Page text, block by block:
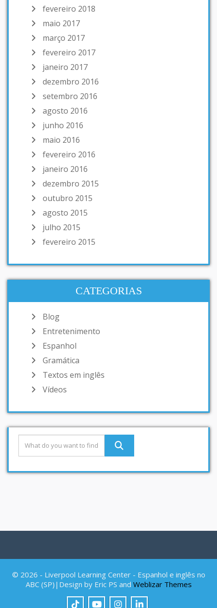
fevereiro 2018
maio 2017
março 2017
fevereiro 2017
janeiro 2017
dezembro 2016
setembro 2016
agosto 2016
junho 2016
maio 2016
fevereiro 2016
janeiro 2016
dezembro 2015
outubro 2015
agosto 2015
julho 2015
fevereiro 2015
CATEGORIAS
Blog
Entretenimento
Espanhol
Gramática
Textos em inglês
Vídeos
© 2026 - Liverpool Learning Center - Espanhol e inglês no
ABC (SP)|Design by Eric PS and Weblizar Themes